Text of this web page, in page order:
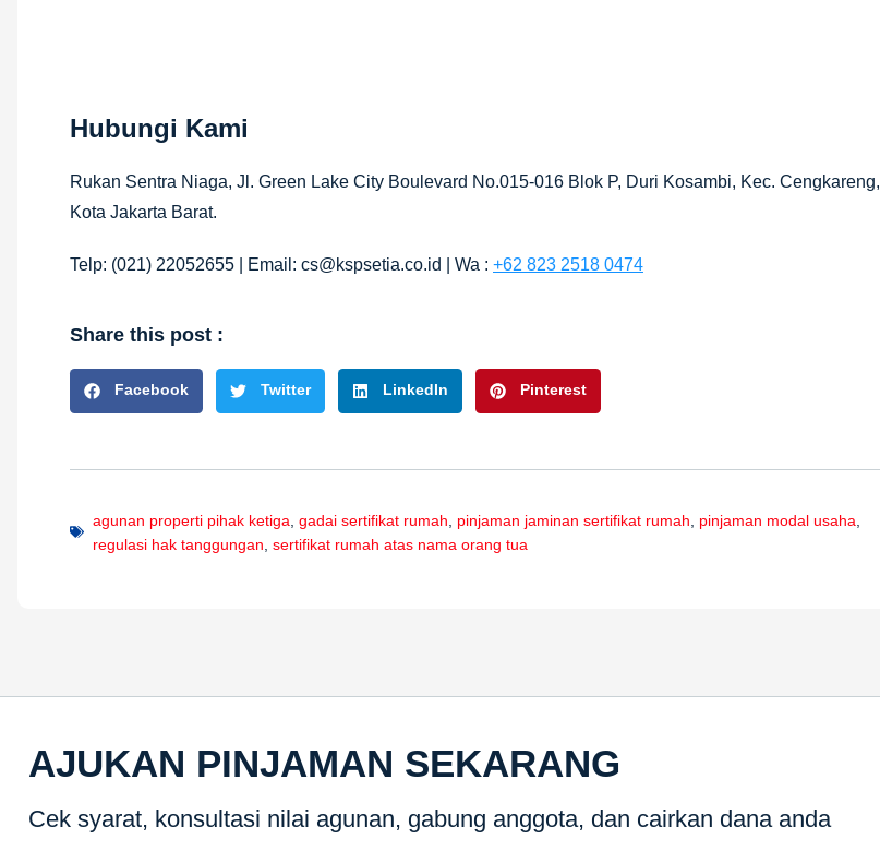
Hubungi Kami
Rukan Sentra Niaga, Jl. Green Lake City Boulevard No.015-016 Blok P, Duri Kosambi, Kec. Cengkareng,
Kota Jakarta Barat.
Telp: (021) 22052655 | Email: cs@kspsetia.co.id | Wa : +62 823 2518 0474
Share this post :
Facebook Twitter LinkedIn Pinterest
agunan properti pihak ketiga gadai sertifikat rumah pinjaman jaminan sertifikat rumah pinjaman modal usaha
regulasi hak tanggungan sertifikat rumah atas nama orang tua
AJUKAN PINJAMAN SEKARANG
Cek syarat, konsultasi nilai agunan, gabung anggota, dan cairkan dana anda